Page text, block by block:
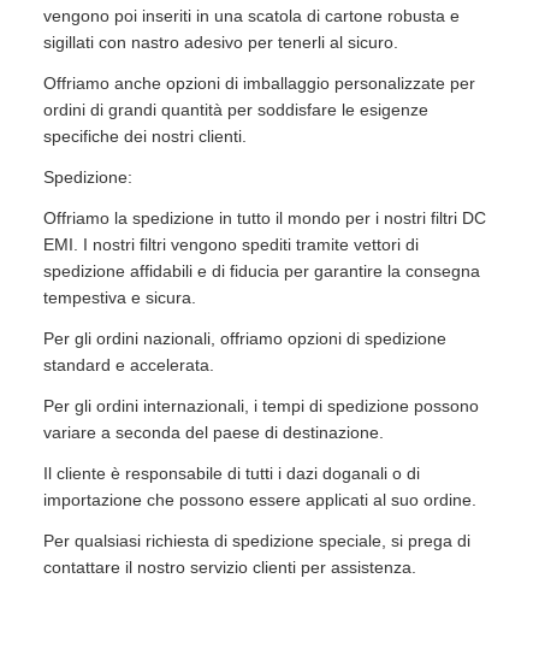
vengono poi inseriti in una scatola di cartone robusta e
sigillati con nastro adesivo per tenerli al sicuro.
Offriamo anche opzioni di imballaggio personalizzate per
ordini di grandi quantità per soddisfare le esigenze
specifiche dei nostri clienti.
Spedizione:
Offriamo la spedizione in tutto il mondo per i nostri filtri DC
EMI. I nostri filtri vengono spediti tramite vettori di
spedizione affidabili e di fiducia per garantire la consegna
tempestiva e sicura.
Per gli ordini nazionali, offriamo opzioni di spedizione
standard e accelerata.
Per gli ordini internazionali, i tempi di spedizione possono
variare a seconda del paese di destinazione.
Il cliente è responsabile di tutti i dazi doganali o di
importazione che possono essere applicati al suo ordine.
Per qualsiasi richiesta di spedizione speciale, si prega di
contattare il nostro servizio clienti per assistenza.